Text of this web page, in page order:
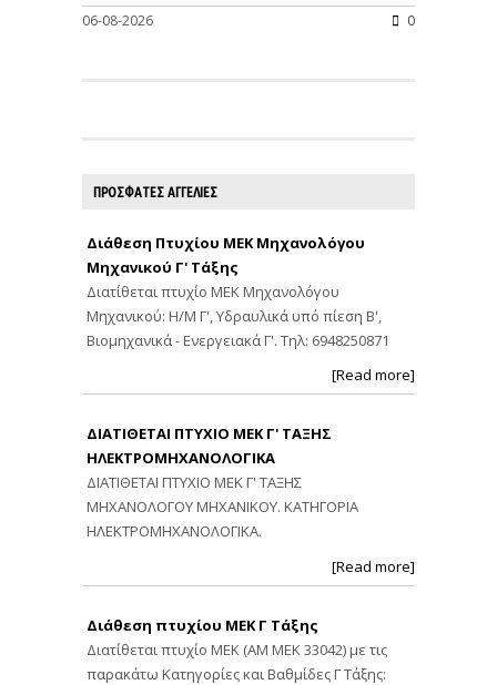
06-08-2026 0
ΠΡΟΣΦΑΤΕΣ ΑΓΓΕΛΙΕΣ
Διάθεση Πτυχίου ΜΕΚ Μηχανολόγου
Μηχανικού Γ' Τάξης
Διατίθεται πτυχίο ΜΕΚ Μηχανολόγου
Μηχανικού: Η/Μ Γ', Υδραυλικά υπό πίεση Β',
Βιομηχανικά - Ενεργειακά Γ'. Τηλ: 6948250871
[Read more]
ΔΙΑΤΙΘΕΤΑΙ ΠΤΥΧΙΟ ΜΕΚ Γ' ΤΑΞΗΣ
ΗΛΕΚΤΡΟΜΗΧΑΝΟΛΟΓΙΚΑ
ΔΙΑΤΙΘΕΤΑΙ ΠΤΥΧΙΟ ΜΕΚ Γ' ΤΑΞΗΣ
ΜΗΧΑΝΟΛΟΓΟΥ ΜΗΧΑΝΙΚΟΥ. ΚΑΤΗΓΟΡΙΑ
ΗΛΕΚΤΡΟΜΗΧΑΝΟΛΟΓΙΚΑ.
[Read more]
Διάθεση πτυχίου ΜΕΚ Γ Τάξης
Διατίθεται πτυχίο ΜΕΚ (ΑΜ ΜΕΚ 33042) με τις
παρακάτω Κατηγορίες και Βαθμίδες Γ Τάξης: